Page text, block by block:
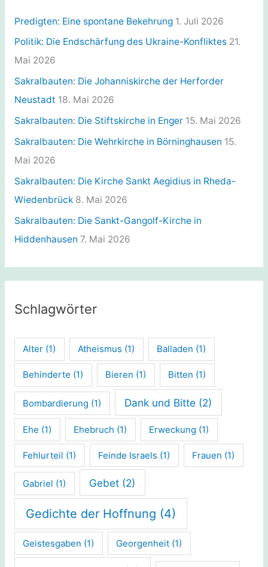
r
i
e
n
Predigten: Eine spontane Bekehrung 1. Juli 2026
Politik: Die Endschärfung des Ukraine-Konfliktes 21.
Mai 2026
Sakralbauten: Die Johanniskirche der Herforder
Neustadt 18. Mai 2026
Sakralbauten: Die Stiftskirche in Enger 15. Mai 2026
Sakralbauten: Die Wehrkirche in Börninghausen 15.
Mai 2026
Sakralbauten: Die Kirche Sankt Aegidius in Rheda-
Wiedenbrück 8. Mai 2026
Sakralbauten: Die Sankt-Gangolf-Kirche in
Hiddenhausen 7. Mai 2026
Schlagwörter
Alter (1) Atheismus (1) Balladen (1)
Behinderte (1) Bieren (1) Bitten (1)
Bombardierung (1) Dank und Bitte (2)
Ehe (1) Ehebruch (1) Erweckung (1)
Fehlurteil (1) Feinde Israels (1) Frauen (1)
Gabriel (1) Gebet (2)
Gedichte der Hoffnung (4)
Geistesgaben (1) Georgenheit (1)